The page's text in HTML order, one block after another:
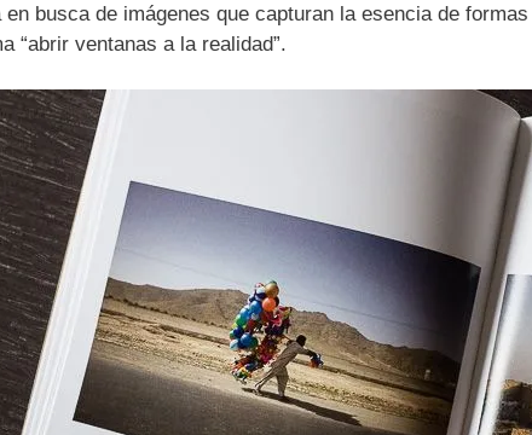
en busca de imágenes que capturan la esencia de
“abrir ventanas a la realidad”.